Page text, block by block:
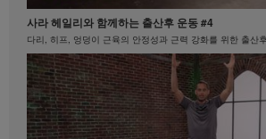
이와 마찬가지로, 상당한 체중감량이나
량의 체험담이 모든 사람들의 체중 감량
대변하지 않습니다. 개인의 체중감량
진대사, 식사 습관, 초기 체중, 그리고 적
도에 따라 달라집니다. 비즈니스를 하시
체중 감량 클레임과 관련된 정보를 원하
MyHerbalife.co.kr이나 허벌라이프 고객
(1588-7577)으로 문의하십시오.
20대부터 시작하는 저속노화 라이프스타일
저속노화 루틴 | MZ세대 편
사라 헤일리와 함께하는 출산후 운동 #4
다리, 히프, 엉덩이 근육의 안정성과 근력 강화를 위한 출산